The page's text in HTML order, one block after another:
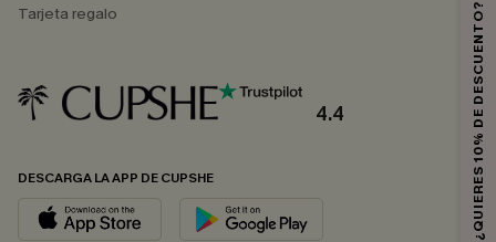
Tarjeta regalo
4.4
DESCARGA LA APP DE CUPSHE ¿QUIERES 10% DE DESCUENTO?